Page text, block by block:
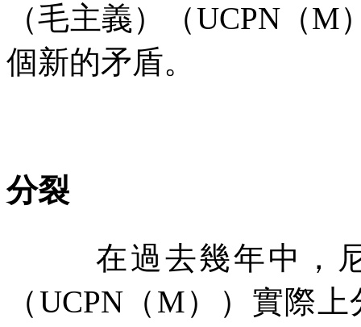
（毛主義）（UCPN（M
個新的矛盾。
分裂
在過去幾年中，
（UCPN（ M））實際